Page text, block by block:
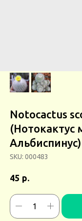
Notocactus
(Нотокактус
SKU: 000483
45 р.